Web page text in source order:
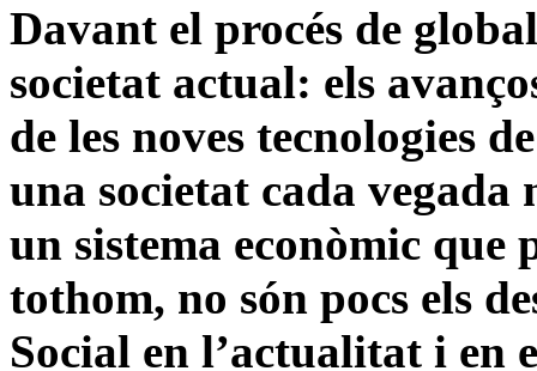
Davant el procés de
societat actual: els
de les noves tecnologies
una societat cada
un sistema econòmic que
tothom, no són pocs els
Social en l’actualitat i en